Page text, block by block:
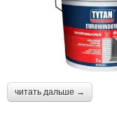
читать дальше →